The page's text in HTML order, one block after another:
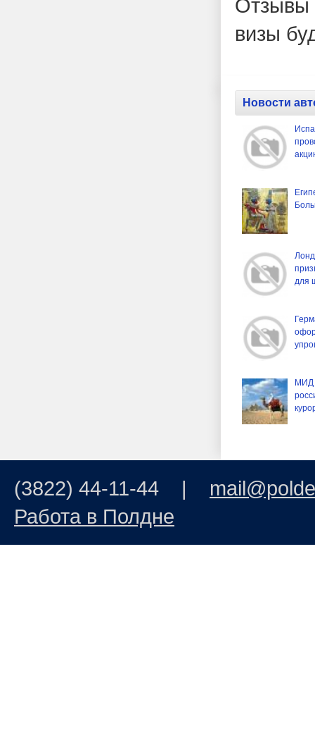
Отзывы
визы
Новости
для
МИД
(3822) 44-11-44 |
Работа в Полдне